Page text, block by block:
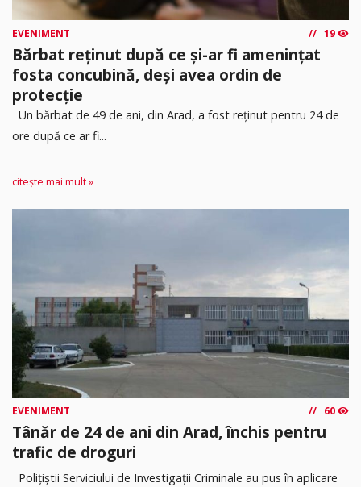
EVENIMENT 19
Bărbat reținut după ce și-ar fi amenințat
fosta concubină, deși avea ordin de
protecție
Un bărbat de 49 de ani, din Arad, a fost reținut pentru 24 de
ore după ce ar fi...
citește mai mult »
EVENIMENT 60
Tânăr de 24 de ani din Arad, închis pentru
trafic de droguri
Polițiștii Serviciului de Investigații Criminale au pus în aplicare